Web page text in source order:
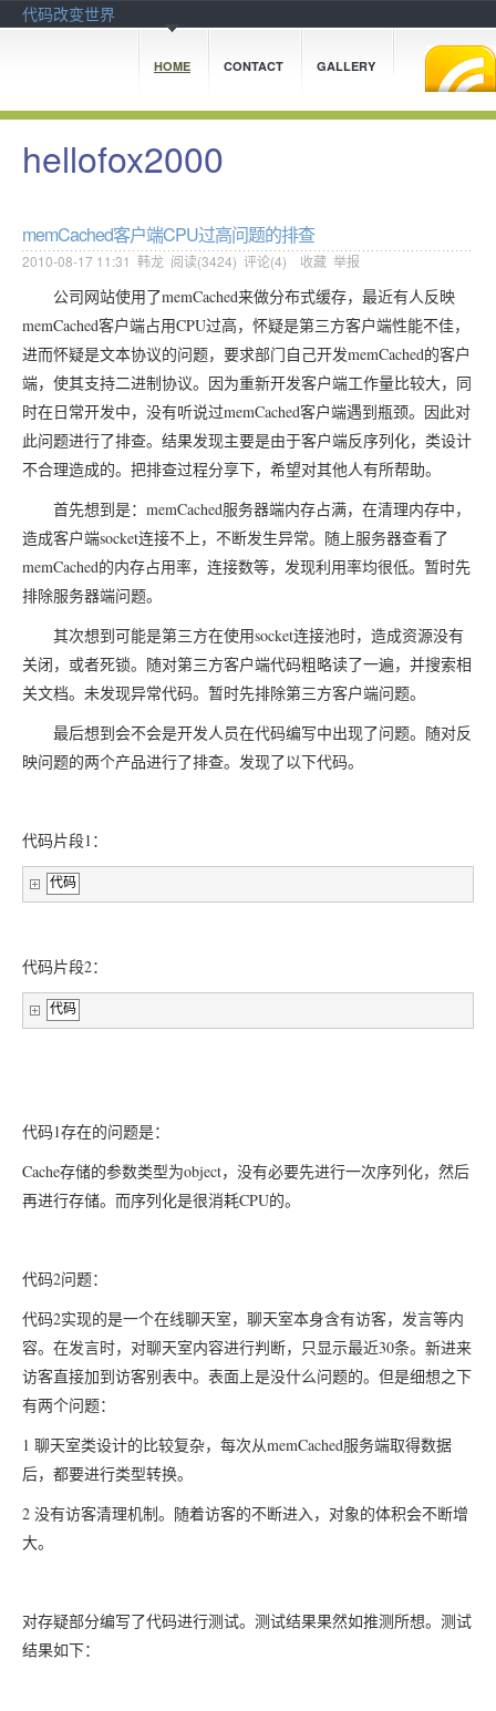
代码改变世界
HOME CONTACT GALLERY
hellofox2000
memCached客户端CPU过高问题的排查
2010-08-17 11:31 韩龙 阅读(3424) 评论(4) 收藏 举报
公司网站使用了memCached来做分布式缓存，最近有人反映
memCached客户端占用CPU过高，怀疑是第三方客户端性能不佳，
进而怀疑是文本协议的问题，要求部门自己开发memCached的客户
端，使其支持二进制协议。因为重新开发客户端工作量比较大，同
时在日常开发中，没有听说过memCached客户端遇到瓶颈。因此对
此问题进行了排查。结果发现主要是由于客户端反序列化，类设计
不合理造成的。把排查过程分享下，希望对其他人有所帮助。
首先想到是： memCached服务器端内存占满，在清理内存中，
造成客户端socket连接不上，不断发生异常。随上服务器查看了
memCached的内存占用率，连接数等，发现利用率均很低。暂时先
排除服务器端问题。
其次想到可能是第三方在使用socket连接池时，造成资源没有
关闭，或者死锁。随对第三方客户端代码粗略读了一遍，并搜索相
关文档。未发现异常代码。暂时先排除第三方客户端问题。
最后想到会不会是开发人员在代码编写中出现了问题。随对反
映问题的两个产品进行了排查。发现了以下代码。
代码片段1 ：
代码
代码片段2：
代码
代码1存在的问题是：
Cache存储的参数类型为object，没有必要先进行一次序列化，然后
再进行存储。而序列化是很消耗CPU的。
代码2问题：
代码2实现的是一个在线聊天室，聊天室本身含有访客，发言等内
容。在发言时，对聊天室内容进行判断，只显示最近30条。新进来
访客直接加到访客别表中。表面上是没什么问题的。但是细想之下
有两个问题：
1 聊天室类设计的比较复杂，每次从memCached服务端取得数据
后，都要进行类型转换。
2 没有访客清理机制。随着访客的不断进入，对象的体积会不断增
大。
对存疑部分编写了代码进行测试。测试结果果然如推测所想。测试
结果如下：